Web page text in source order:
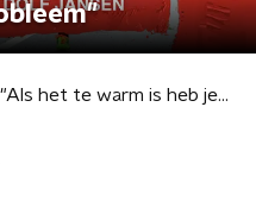
Dolf Jansen: "Als het te warm is heb je echt een probleem"